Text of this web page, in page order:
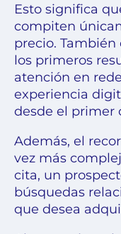
Esto significa
compiten
precio.
los primeros
atención en
experiencia
desde el primer
Además, el
vez más
cita, un
búsquedas
que desea